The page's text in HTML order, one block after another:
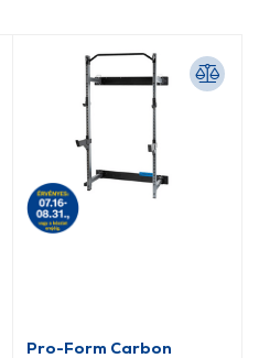
Pro-Form Carbon